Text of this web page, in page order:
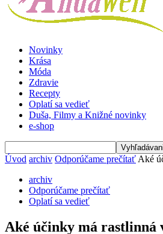
Novinky
Krása
Móda
Zdravie
Recepty
Oplatí sa vedieť
Duša, Filmy a Knižné novinky
e-shop
Úvod archiv Odporúčame prečítať Aké
archiv
Odporúčame prečítať
Oplatí sa vedieť
Aké účinky má rastlinná